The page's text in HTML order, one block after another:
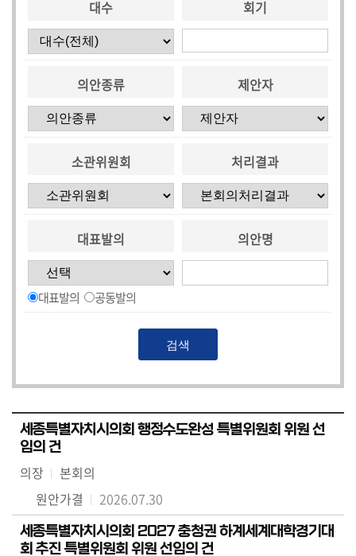
대수 회기
의안종류 제안자
소관위원회 처리결과
대표발의
대표발의 공동발의
의안명
세종특별자치시의회 행정수도완성 특별위원회 위원 선
임의 건
의장
본회의
원안가결
2026.07.30
세종특별자치시의회 2027 충청권 하계세계대학경기대
회 추진 특별위원회 위원 선임의 건